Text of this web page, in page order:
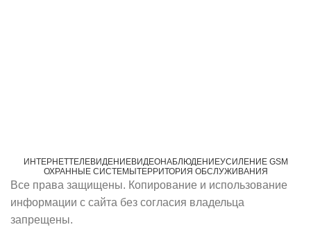
ИНТЕРНЕТТЕЛЕВИДЕНИЕВИДЕОНАБЛЮДЕНИЕУСИЛЕНИЕ GSM
ОХРАННЫЕ СИСТЕМЫТЕРРИТОРИЯ ОБСЛУЖИВАНИЯ
Все права защищены. Копирование и использование
информации с сайта без согласия владельца
запрещены.